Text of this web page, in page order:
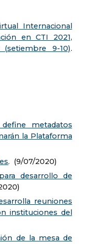
Internacional
en CTI 2021,
9-10).
metadatos
la Plataforma
. (9/07/2020)
desarrollo de
reuniones
instituciones del
de la mesa de